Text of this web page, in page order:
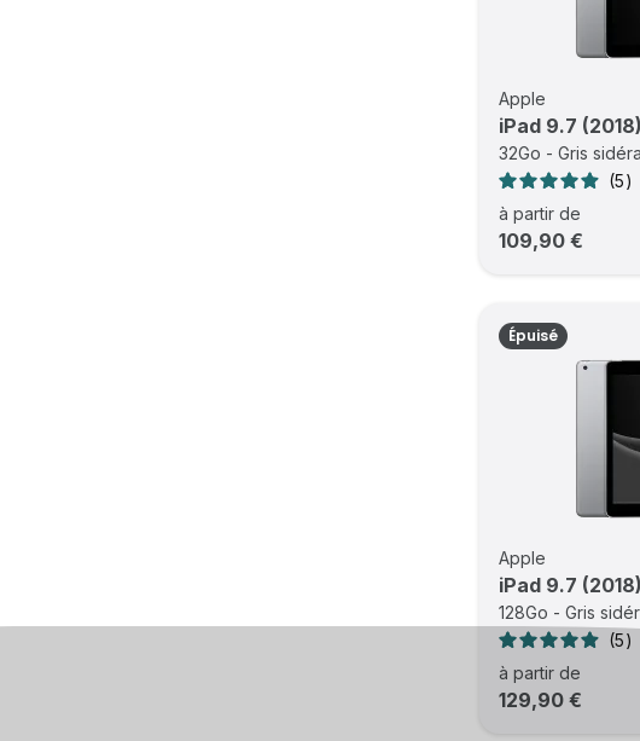
Apple
iPad 9.7 (2018)
32Go - Gris
5
à partir de
109,90 €
Épuisé
Apple
iPad 9.7 (2018)
128Go - Gris
5
à partir de
129,90 €